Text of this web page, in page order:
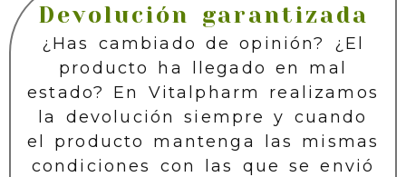
Devolución garantizada
¿Has cambiado de opinión? ¿El
producto ha llegado en mal
estado? En Vitalpharm realizamos
la devolución siempre y cuando
el producto mantenga las mismas
condiciones con las que se envió